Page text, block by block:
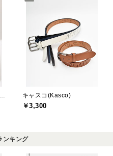
キャスコ(Kasco)
￥3,300
ンキング